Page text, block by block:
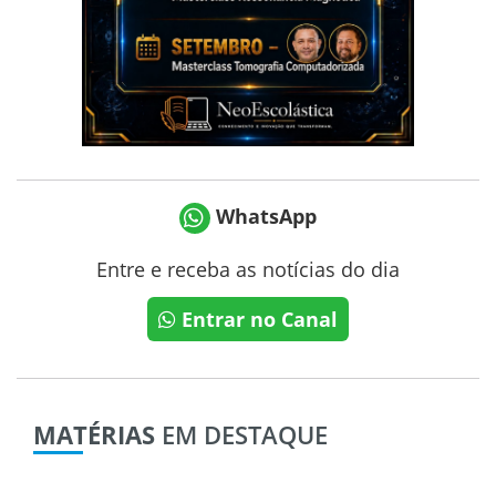
WhatsApp
Entre e receba as notícias do dia
Entrar no Canal
MATÉRIAS EM DESTAQUE